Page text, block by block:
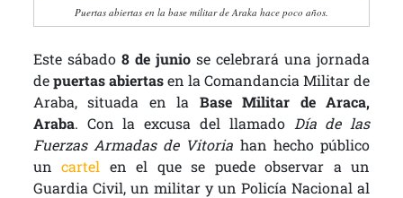
Puertas abiertas en la base militar de Araka hace poco años.
Este sábado 8 de junio se celebrará una jornada
depuertas abiertasen la Comandancia Militar de
Araba, situada en la Base Militar de Araca,
Araba. Con la excusa del llamado Día de las
Fuerzas Armadas de Vitoria han hecho público
uncartel en el que se puede observar a un
Guardia Civil, un militar y un Policía Nacional al